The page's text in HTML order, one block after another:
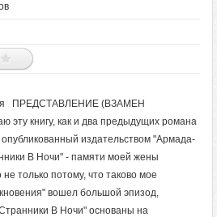
ПРЕДСТАВЛЕНИЕ (ВЗАМЕН
книгу, как и два предыдущих романа
издательством "Армада-
В Ночи" - памяти моей жены
только потому, что таково мое
вошел большой эпизод,
В Ночи" основаны на